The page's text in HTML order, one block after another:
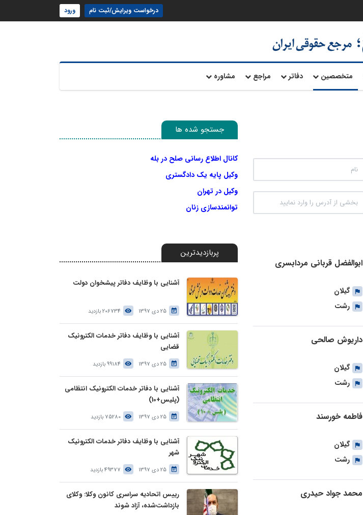
درخواست ویرایش/ثبت نام ورود
متخصصین دفاتر مراجع مشاوره
ابوالفضل قربانی مردابسری
گیلان
رشت
داریوش صالحی
گیلان
رشت
فاطمه خورسند
گیلان
رشت
محمد جواد حیدری
جستجو شده ها
کانال اطلاع رسانی صلح در بله
وکیل پایه یک دادگستری
وکیل در تهران
توانمندسازی زنان
پربازدیدترین
آشنایی با وظایف دفاتر پیشخوان دولت
25 دی 1397 206734 بازدید
آشنایی با وظایف دفاتر خدمات الکترونیک
قضایی
25 دی 1397 99184 بازدید
آشنایی با دفاتر خدمات الکترونیک انتظامی
(پلیس+10)
25 دی 1397 75280 بازدید
آشنایی با وظایف دفاتر خدمات الکترونیک
شهر
25 دی 1397 49377 بازدید
رییس اتحادیه سراسری کانون وکلا: وکلای
بازداشت‌شده، آزاد شوند